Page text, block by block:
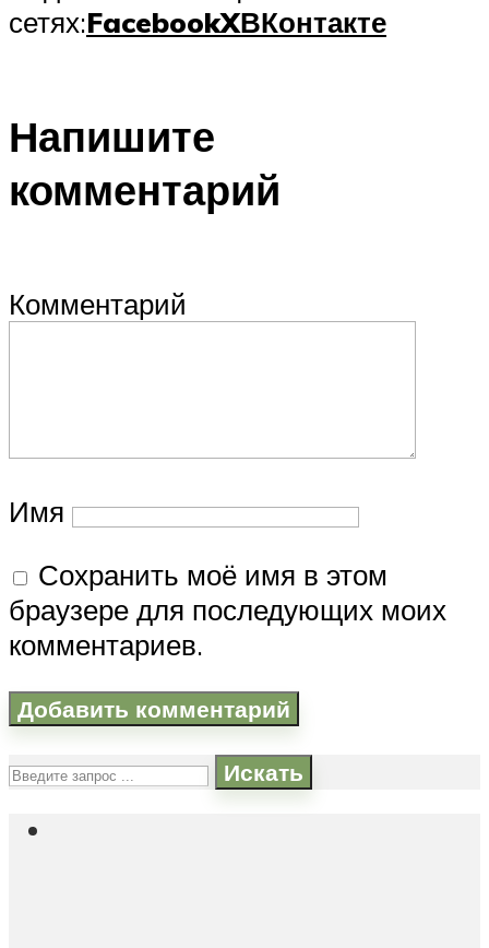
сетях:FacebookXВКонтакте
Напишите
комментарий
Комментарий
Имя
Сохранить моё имя в этом
браузере для последующих моих
комментариев.
Искать